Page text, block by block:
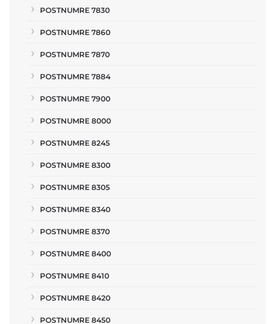
POSTNUMRE 7830
POSTNUMRE 7860
POSTNUMRE 7870
POSTNUMRE 7884
POSTNUMRE 7900
POSTNUMRE 8000
POSTNUMRE 8245
POSTNUMRE 8300
POSTNUMRE 8305
POSTNUMRE 8340
POSTNUMRE 8370
POSTNUMRE 8400
POSTNUMRE 8410
POSTNUMRE 8420
POSTNUMRE 8450